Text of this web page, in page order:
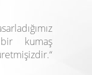
kumaş